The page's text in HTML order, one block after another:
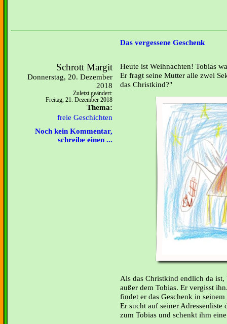
Das vergessene Geschenk
Schrott Margit
Donnerstag, 20. Dezember
2018
Zuletzt geändert:
Freitag, 21. Dezember 2018
Thema:
freie Geschichten
Noch kein Kommentar,
schreibe einen ...
Heute ist Weihnachten! Tobias
Er fragt seine Mutter alle zwei
das Christkind?"
Als das Christkind endlich da
außer dem Tobias. Er vergisst
findet er das Geschenk in
Er sucht auf seiner
zum Tobias und schenkt ihm